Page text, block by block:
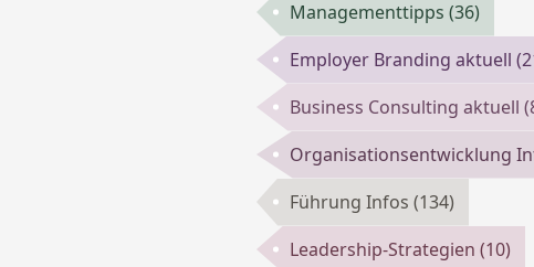
Managementtipps (36)
Employer Branding aktuell
Business Consulting aktuell
Organisationsentwicklung
Führung Infos (134)
Leadership-Strategien (10)